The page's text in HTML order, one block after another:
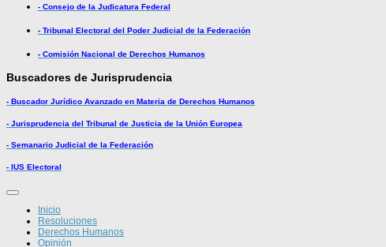
- Consejo de la Judicatura Federal
- Tribunal Electoral del Poder Judicial de la Federación
- Comisión Nacional de Derechos Humanos
Buscadores de Jurisprudencia
- Buscador Jurídico Avanzado en Materia de Derechos Humanos
- Jurisprudencia del Tribunal de Justicia de la Unión Europea
- Semanario Judicial de la Federación
- IUS Electoral
Inicio
Resoluciones
Derechos Humanos
Opinión